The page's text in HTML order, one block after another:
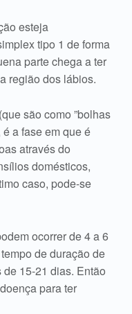
esteja
tipo 1 de forma
parte chega a ter
região dos lábios.
são como ”bolhas
a fase em que é
através do
domésticos,
caso, pode-se
ocorrer de 4 a 6
de duração de
15-21 dias. Então
para ter